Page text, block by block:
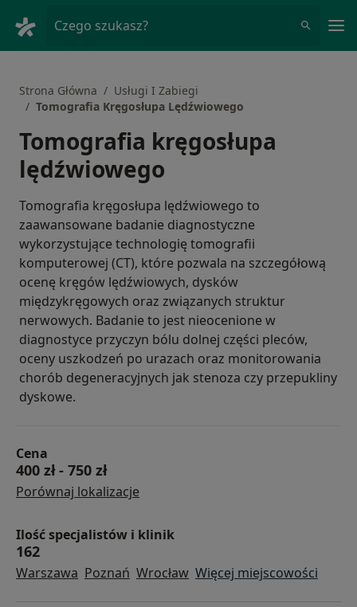
Czego szukasz?
Strona Główna
Usługi I Zabiegi
Tomografia Kręgosłupa Lędźwiowego
Tomografia kręgosłupa
lędźwiowego
Tomografia kręgosłupa lędźwiowego to
zaawansowane badanie diagnostyczne
wykorzystujące technologię tomografii
komputerowej (CT), które pozwala na szczegółową
ocenę kręgów lędźwiowych, dysków
międzykręgowych oraz związanych struktur
nerwowych. Badanie to jest nieocenione w
diagnostyce przyczyn bólu dolnej części pleców,
oceny uszkodzeń po urazach oraz monitorowania
chorób degeneracyjnych jak stenoza czy przepukliny
dyskowe.
Cena
400 zł- 750 zł
Porównaj lokalizacje
Ilość specjalistów i klinik
162
Warszawa Poznań Wrocław Więcej miejscowości